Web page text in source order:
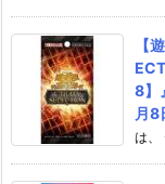
【
8】
月8
は、